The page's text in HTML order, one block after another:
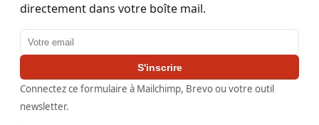
directement dans votre boîte mail.
Adresse email
S'inscrire
Connectez ce formulaire à Mailchimp, Brevo ou votre outil
newsletter.